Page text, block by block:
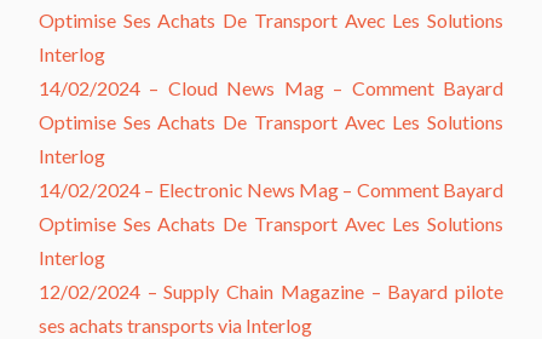
Optimise Ses Achats De Transport Avec Les Solutions
Interlog
14/02/2024 – Cloud News Mag – Comment Bayard
Optimise Ses Achats De Transport Avec Les Solutions
Interlog
14/02/2024 – Electronic News Mag – Comment Bayard
Optimise Ses Achats De Transport Avec Les Solutions
Interlog
12/02/2024 – Supply Chain Magazine – Bayard pilote
ses achats transports via Interlog